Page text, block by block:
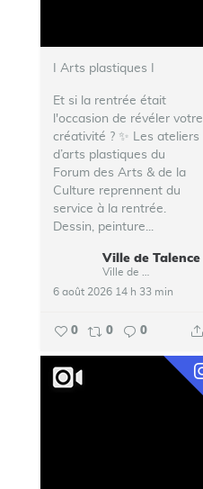
I Arts plastiques I
Et si la rentrée était
l'occasion de révéler votre
créativité ? ✨ Les ateliers
d’arts plastiques du
Forum des Arts & de la
Culture reprennent du
service à la rentrée.
Dessin, peinture...
Ville de Talence
6 août 2026 14 h 33 min
0 0 0